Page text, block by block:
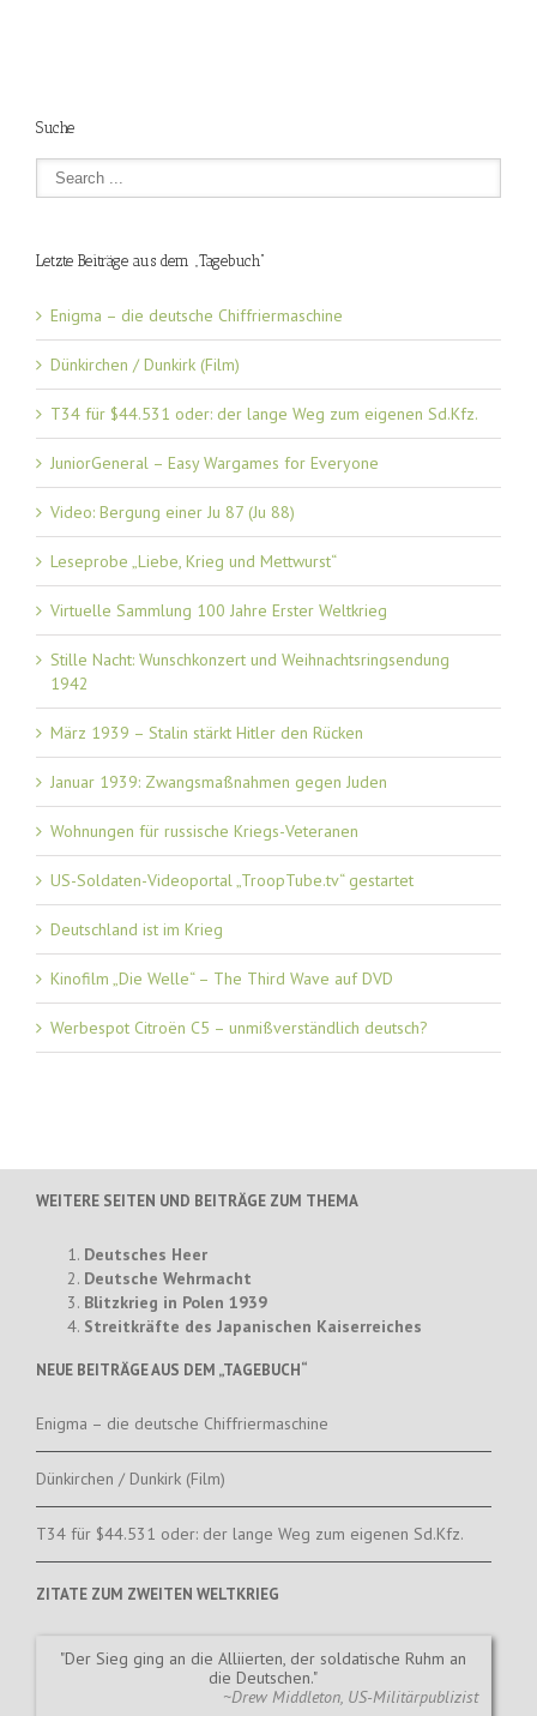
Suche
Letzte Beiträge aus dem „Tagebuch“
Enigma – die deutsche Chiffriermaschine
Dünkirchen / Dunkirk (Film)
T34 für $44.531 oder: der lange Weg zum eigenen Sd.Kfz.
JuniorGeneral – Easy Wargames for Everyone
Video: Bergung einer Ju 87 (Ju 88)
Leseprobe „Liebe, Krieg und Mettwurst“
Virtuelle Sammlung 100 Jahre Erster Weltkrieg
Stille Nacht: Wunschkonzert und Weihnachtsringsendung
1942
März 1939 – Stalin stärkt Hitler den Rücken
Januar 1939: Zwangsmaßnahmen gegen Juden
Wohnungen für russische Kriegs-Veteranen
US-Soldaten-Videoportal „TroopTube.tv“ gestartet
Deutschland ist im Krieg
Kinofilm „Die Welle“ – The Third Wave auf DVD
Werbespot Citroën C5 – unmißverständlich deutsch?
WEITERE SEITEN UND BEITRÄGE ZUM THEMA
Deutsches Heer
Deutsche Wehrmacht
Blitzkrieg in Polen 1939
Streitkräfte des Japanischen Kaiserreiches
NEUE BEITRÄGE AUS DEM „TAGEBUCH“
Enigma – die deutsche Chiffriermaschine
Dünkirchen / Dunkirk (Film)
T34 für $44.531 oder: der lange Weg zum eigenen Sd.Kfz.
ZITATE ZUM ZWEITEN WELTKRIEG
Der Sieg ging an die Alliierten, der soldatische Ruhm an
die Deutschen.
~Drew Middleton, US-Militärpublizist